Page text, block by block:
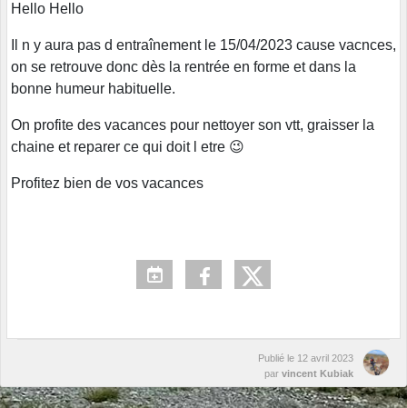
Hello Hello
Il n y aura pas d entraînement le 15/04/2023 cause vacnces,
on se retrouve donc dès la rentrée en forme et dans la
bonne humeur habituelle.
On profite des vacances pour nettoyer son vtt, graisser la
chaine et reparer ce qui doit l etre 😉
Profitez bien de vos vacances
Publié le 12 avril 2023
par vincent Kubiak